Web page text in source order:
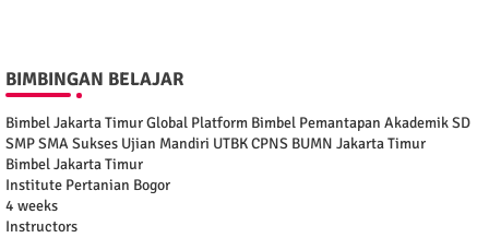
BIMBINGAN BELAJAR
Bimbel Jakarta Timur Global Platform Bimbel Pemantapan Akademik SD
SMP SMA Sukses Ujian Mandiri UTBK CPNS BUMN Jakarta Timur
Bimbel Jakarta Timur
Institute Pertanian Bogor
4 weeks
Instructors